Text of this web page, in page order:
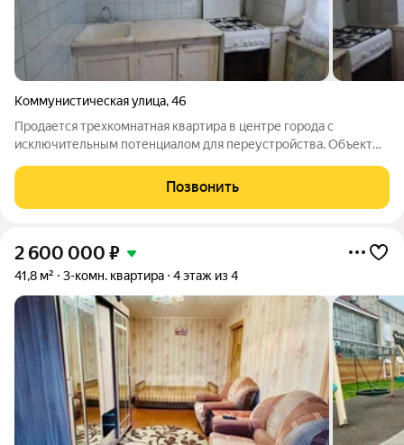
Коммунистическая улица,46
Продается трехкомнатная квартира в центре города с
исключительным потенциалом для переустройства. Объект
собственником, без каких-либо обременений или долей.
Квартира расположена в кирпичном доме
Позвонить
2 600 000 ₽
41,8 м² 3-комн. квартира 4 этаж из 4